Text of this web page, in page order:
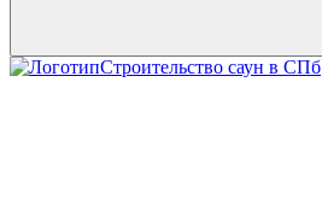
Строительство саун в СПб